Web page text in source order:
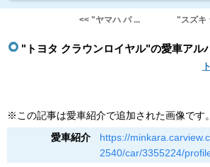
<< "ヤマハ パ ... "スズキ
"トヨタ クラウンロイヤル"の愛車アル
※この記事は愛車紹介で追加された画像です。
愛車紹介
https://
2540/car/3355224/